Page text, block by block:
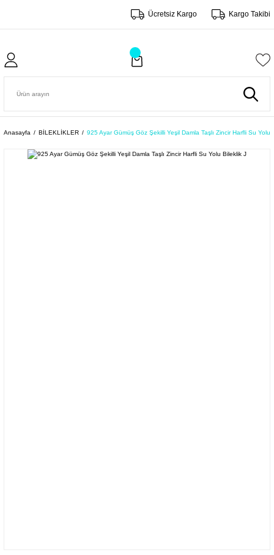
Ücretsiz Kargo Kargo Takibi
Anasayfa BİLEKLİKLER 925 Ayar Gümüş Göz Şekilli Yeşil Damla Taşlı Zincir Harfli Su Yolu